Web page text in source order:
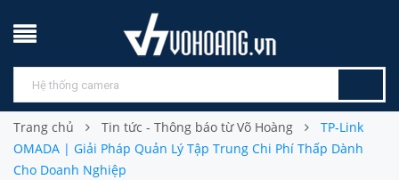
Trang chủ Tin tức - Thông báo từ Võ Hoàng
TP-Link
OMADA | Giải Pháp Quản Lý Tập Trung Chi Phí Thấp Dành
Cho Doanh Nghiệp